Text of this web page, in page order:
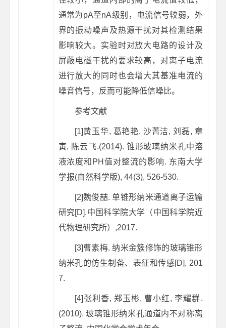
通常为pA至nA级别，电流信号较弱，外
界的振动噪声及热源干扰对其检测结果
影响较大。实验时对放大电路的设计及
屏蔽电磁干扰的要求较高，对离子电流
进行放大的同时也会增大其基准电流的
噪音信号，反而可能降低信噪比。
参考文献
[1]黄玉华, 葛艳艳, 沙菁洁, 刘磊, 章
寅, 陈云飞.(2014). 锥形玻璃纳米孔中溶
液浓度和PH值对整流的影响. 东南大学
学报(自然科学版), 44(3), 526-530.
[2]魏俊喆. 单锥形纳米通道离子运输
研究[D].中国科学院大学（中国科学院近
代物理研究所）,2017.
[3]曹素梅. 纳米金簇修饰的玻璃锥形
纳米孔的仿生制备、表征和传感[D]. 201
7.
[4]张利香, 郑玉彬, 曹小红, 李耀群.
(2010). 玻璃锥形纳米孔通道内不对称离